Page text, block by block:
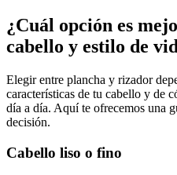
¿Cuál opción es
cabello y estilo de
Elegir entre plancha y rizador
características de tu cabello y de
día a día. Aquí te ofrecemos una
decisión.
Cabello liso o fino